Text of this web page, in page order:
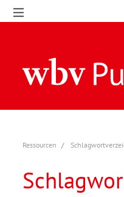
Ressourcen